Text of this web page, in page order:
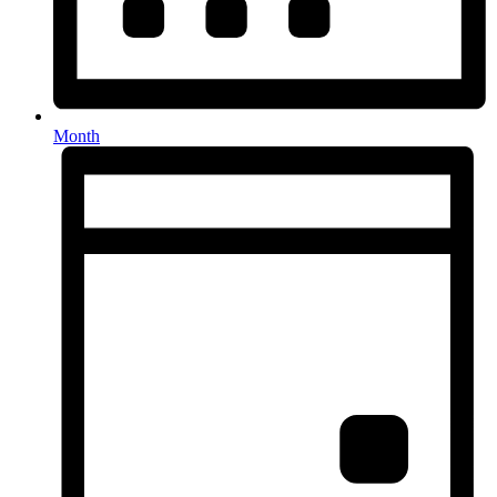
Month